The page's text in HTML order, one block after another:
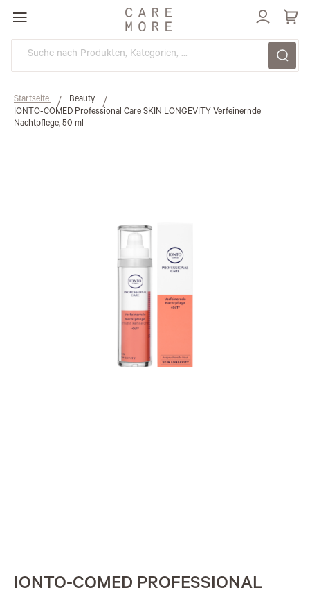
Direkt
zum
Inhalt
Startseite
Beauty
IONTO-COMED Professional Care SKIN LONGEVITY Verfeinernde
Nachtpflege, 50 ml
IONTO-COMED PROFESSIONAL